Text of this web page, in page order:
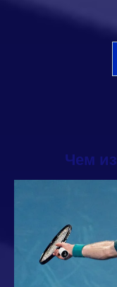
Чем